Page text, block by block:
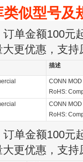
似型号及
单金额100元
更优惠，支持
描述
CONN
RoHS:
CONN
RoHS:
单金额100元
更优惠，支持